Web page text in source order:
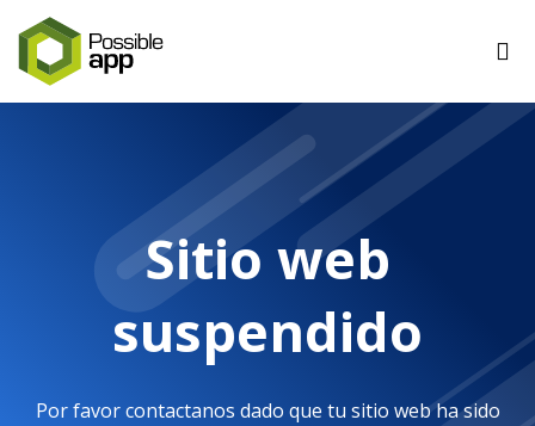
Sitio web
suspendido
Por favor contactanos dado que tu sitio web ha sido